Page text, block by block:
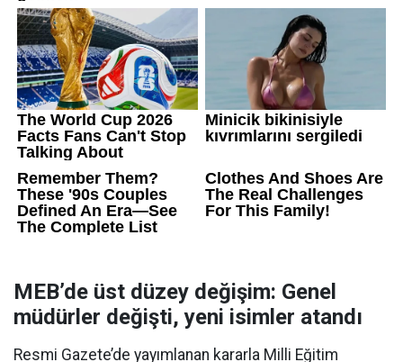
MEB’de üst düzey değişim: Genel
müdürler değişti, yeni isimler atandı
Resmi Gazete’de yayımlanan kararla Milli Eğitim